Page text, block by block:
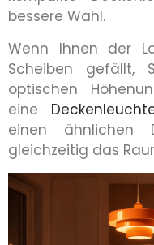
bessere Wahl.
Wenn Ihnen der
Scheiben gefällt,
optischen
eine
einen ähnlichen
gleichzeitig das